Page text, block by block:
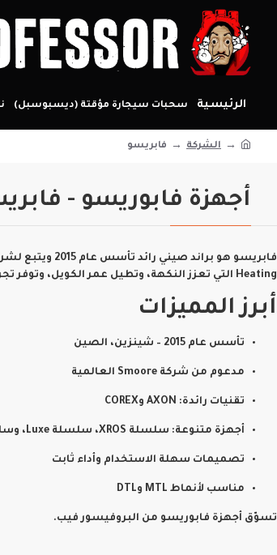
الرئيسية سحبات سيجارة مؤقتة (ديسبوسبل)
الشركة فابريسو
أجهزة فابوريسو -
فابريسو هو براند صيني رائد تأسس عام 2015 ويتبع لشركة
Heating التي تعزز النكهة، وتطيل عمر الكويل، وتوفر
أبرز المميزات
تأسس عام 2015 – شينزين، الصين
مدعوم من شركة Smoore العالمية
تقنيات رائدة: AXON وCOREX
أجهزة متنوعة: سلسلة XROS، سلسلة Luxe، وسلسلة Target
تصميمات سهلة الاستخدام وأداء ثابت
مناسب لأنماط MTL وDTL
تسوّق أجهزة فابوريسو من البروفيسور فيب.